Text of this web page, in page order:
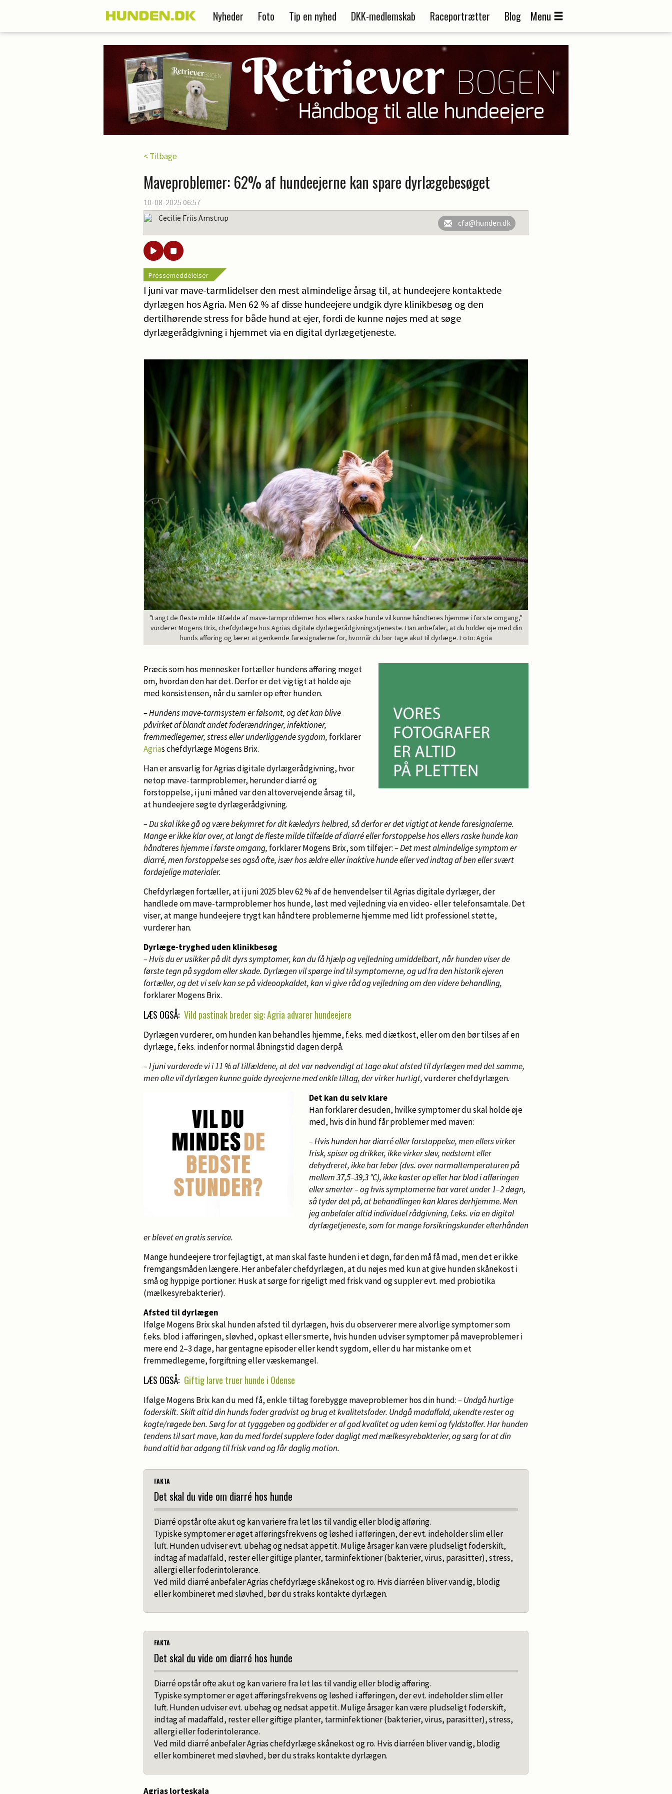
Nyheder Foto Tip en nyhed DKK-medlemskab Raceportrætter Blog Menu
< Tilbage
Maveproblemer: 62% af hundeejerne kan spare dyrlægebesøget
10-08-2025 06:57
Cecilie Friis Amstrup
cfa@hunden.dk
Pressemeddelelser
I juni var mave-tarmlidelser den mest almindelige årsag til, at hundeejere kontaktede
dyrlægen hos Agria. Men 62 % af disse hundeejere undgik dyre klinikbesøg og den
dertilhørende stress for både hund at ejer, fordi de kunne nøjes med at søge
dyrlægerådgivning i hjemmet via en digital dyrlægetjeneste.
"Langt de fleste milde tilfælde af mave-tarmproblemer hos ellers raske hunde vil kunne håndteres hjemme i første omgang,"
vurderer Mogens Brix, chefdyrlæge hos Agrias digitale dyrlægerådgivningstjeneste. Han anbefaler, at du holder øje med din
hunds afføring og lærer at genkende faresignalerne for, hvornår du bør tage akut til dyrlæge. Foto: Agria
Præcis som hos mennesker fortæller hundens afføring meget
om, hvordan den har det. Derfor er det vigtigt at holde øje
med konsistensen, når du samler op efter hunden.
– Hundens mave-tarmsystem er følsomt, og det kan blive
påvirket af blandt andet foderændringer, infektioner,
fremmedlegemer, stress eller underliggende sygdom, forklarer
Agrias chefdyrlæge Mogens Brix.
Han er ansvarlig for Agrias digitale dyrlægerådgivning, hvor
netop mave-tarmproblemer, herunder diarré og
forstoppelse, i juni måned var den altovervejende årsag til,
at hundeejere søgte dyrlægerådgivning.
– Du skal ikke gå og være bekymret for dit kæledyrs helbred, så derfor er det vigtigt at kende faresignalerne.
Mange er ikke klar over, at langt de fleste milde tilfælde af diarré eller forstoppelse hos ellers raske hunde kan
håndteres hjemme i første omgang, forklarer Mogens Brix, som tilføjer:– Det mest almindelige symptom er
diarré, men forstoppelse ses også ofte, især hos ældre eller inaktive hunde eller ved indtag af ben eller svært
fordøjelige materialer.
Chefdyrlægen fortæller, at i juni 2025 blev 62 % af de henvendelser til Agrias digitale dyrlæger, der
handlede om mave-tarmproblemer hos hunde, løst med vejledning via en video- eller telefonsamtale. Det
viser, at mange hundeejere trygt kan håndtere problemerne hjemme med lidt professionel støtte,
vurderer han.
Dyrlæge-tryghed uden klinikbesøg
– Hvis du er usikker på dit dyrs symptomer, kan du få hjælp og vejledning umiddelbart, når hunden viser de
første tegn på sygdom eller skade. Dyrlægen vil spørge ind til symptomerne, og ud fra den historik ejeren
fortæller, og det vi selv kan se på videoopkaldet, kan vi give råd og vejledning om den videre behandling,
forklarer Mogens Brix.
LÆS OGSÅ: Vild pastinak breder sig: Agria advarer hundeejere
Dyrlægen vurderer, om hunden kan behandles hjemme, f.eks. med diætkost, eller om den bør tilses af en
dyrlæge, f.eks. indenfor normal åbningstid dagen derpå.
– I juni vurderede vi i 11 % af tilfældene, at det var nødvendigt at tage akut afsted til dyrlægen med det samme,
men ofte vil dyrlægen kunne guide dyreejerne med enkle tiltag, der virker hurtigt,vurderer chefdyrlægen.
Det kan du selv klare
Han forklarer desuden, hvilke symptomer du skal holde øje
med, hvis din hund får problemer med maven:
– Hvis hunden har diarré eller forstoppelse, men ellers virker
frisk, spiser og drikker, ikke virker sløv, nedstemt eller
dehydreret, ikke har feber (dvs. over normaltemperaturen på
mellem 37,5–39,3 °C), ikke kaster op eller har blod i afføringen
eller smerter – og hvis symptomerne har varet under 1–2 døgn,
så tyder det på, at behandlingen kan klares derhjemme. Men
jeg anbefaler altid individuel rådgivning, f.eks. via en digital
dyrlægetjeneste, som for mange forsikringskunder efterhånden
er blevet en gratis service.
Mange hundeejere tror fejlagtigt, at man skal faste hunden i et døgn, før den må få mad, men det er ikke
fremgangsmåden længere. Her anbefaler chefdyrlægen, at du nøjes med kun at give hunden skånekost i
små og hyppige portioner. Husk at sørge for rigeligt med frisk vand og suppler evt. med probiotika
(mælkesyrebakterier).
Afsted til dyrlægen
Ifølge Mogens Brix skal hunden afsted til dyrlægen, hvis du observerer mere alvorlige symptomer som
f.eks. blod i afføringen, sløvhed, opkast eller smerte, hvis hunden udviser symptomer på maveproblemer i
mere end 2–3 dage, har gentagne episoder eller kendt sygdom, eller du har mistanke om et
fremmedlegeme, forgiftning eller væskemangel.
LÆS OGSÅ: Giftig larve truer hunde i Odense
Ifølge Mogens Brix kan du med få, enkle tiltag forebygge maveproblemer hos din hund:– Undgå hurtige
foderskift. Skift altid din hunds foder gradvist og brug et kvalitetsfoder. Undgå madaffald, ukendte rester og
kogte/røgede ben. Sørg for at tygggeben og godbider er af god kvalitet og uden kemi og fyldstoffer. Har hunden
tendens til sart mave, kan du med fordel supplere foder dagligt med mælkesyrebakterier, og sørg for at din
hund altid har adgang til frisk vand og får daglig motion.
FAKTA
Det skal du vide om diarré hos hunde
Diarré opstår ofte akut og kan variere fra let løs til vandig eller blodig afføring.
Typiske symptomer er øget afføringsfrekvens og løshed i afføringen, der evt. indeholder slim eller
luft. Hunden udviser evt. ubehag og nedsat appetit. Mulige årsager kan være pludseligt foderskift,
indtag af madaffald, rester eller giftige planter, tarminfektioner (bakterier, virus, parasitter), stress,
allergi eller foderintolerance.
Ved mild diarré anbefaler Agrias chefdyrlæge skånekost og ro. Hvis diarréen bliver vandig, blodig
eller kombineret med sløvhed, bør du straks kontakte dyrlægen.
FAKTA
Det skal du vide om diarré hos hunde
Diarré opstår ofte akut og kan variere fra let løs til vandig eller blodig afføring.
Typiske symptomer er øget afføringsfrekvens og løshed i afføringen, der evt. indeholder slim eller
luft. Hunden udviser evt. ubehag og nedsat appetit. Mulige årsager kan være pludseligt foderskift,
indtag af madaffald, rester eller giftige planter, tarminfektioner (bakterier, virus, parasitter), stress,
allergi eller foderintolerance.
Ved mild diarré anbefaler Agrias chefdyrlæge skånekost og ro. Hvis diarréen bliver vandig, blodig
eller kombineret med sløvhed, bør du straks kontakte dyrlægen.
Agrias lorteskala